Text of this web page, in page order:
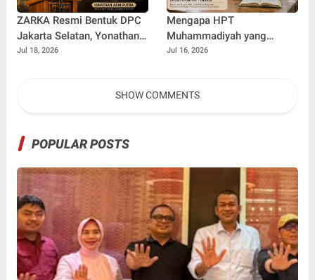
ZARKA Resmi Bentuk DPC
Jakarta Selatan, Yonathan
Adhi Putra Dipercaya
Jul 18, 2026
Mengapa HPT
Muhammadiyah yang
Kelihatan "Kaku" Justru
Jul 16, 2026
SHOW COMMENTS
POPULAR POSTS